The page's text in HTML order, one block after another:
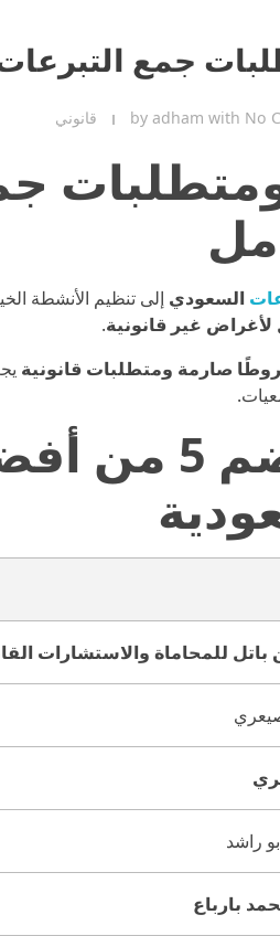
جمع
by adham with No قانوني
السعودي إلى تنظيم الأنشطة
لأغراض غير قانونية.
صارمة ومتطلبات قانونية
قائمة
للمحاماة والاستشارات
راشد
بارباع